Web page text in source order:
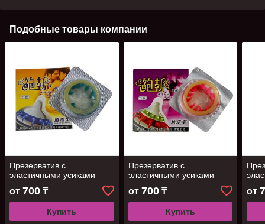
Подобные товары компании
Презерватив с
эластичными усиками
от 700 ₸
Купить
Презерватив с
эластичными усиками
от 700₸
Купить
от